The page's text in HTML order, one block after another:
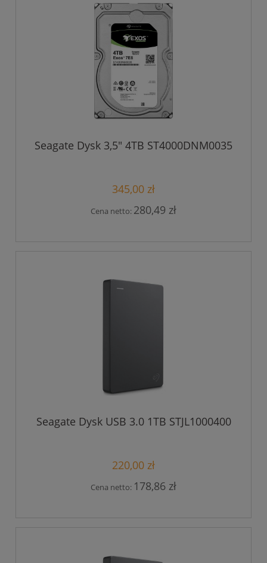
Seagate Dysk 3,5" 4TB ST4000DNM0035
345,00 zł
Cena netto: 280,49 zł
Seagate Dysk USB 3.0 1TB STJL1000400
220,00 zł
Cena netto: 178,86 zł